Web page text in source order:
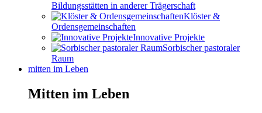
Bildungsstätten in anderer Trägerschaft
Klöster &
Ordensgemeinschaften
Innovative Projekte
Sorbischer pastoraler
Raum
mitten im Leben
Mitten im Leben